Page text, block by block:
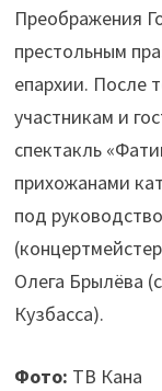
Преображения
престольным
епархии. После
участникам и
спектакль
прихожанами
под
Олега Брылёва
Кузбасса).
Фото: ТВ Кана